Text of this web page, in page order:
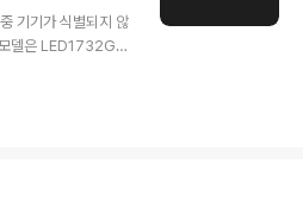
성합니다. sudo mk
정 파일을 생성하기
sudo bash -c "doc
기기가 식별되지 않
델은 LED1732G11
시됩니다. Device
머물러 있습니다.
사용하면 됩니다.